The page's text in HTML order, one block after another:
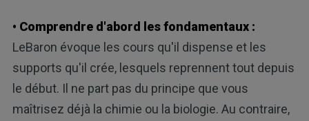
• Comprendre d'abord les fondamentaux :
LeBaron évoque les cours qu'il dispense et les
supports qu'il crée, lesquels reprennent tout depuis
le début. Il ne part pas du principe que vous
maîtrisez déjà la chimie ou la biologie. Au contraire,